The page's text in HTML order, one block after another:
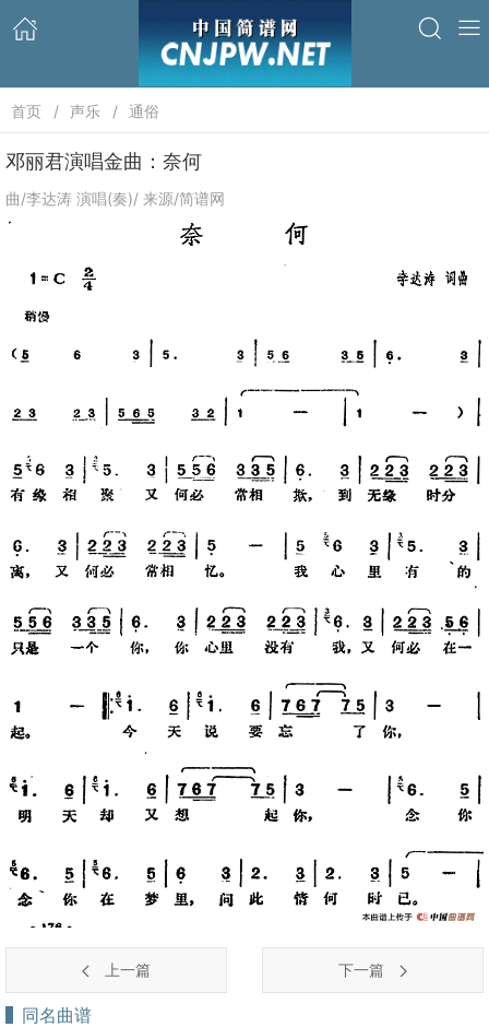
首页 声乐 通俗
邓丽君演唱金曲：奈何
曲/李达涛 演唱(奏)/ 来源/简谱网
上一篇 下一篇
同名曲谱